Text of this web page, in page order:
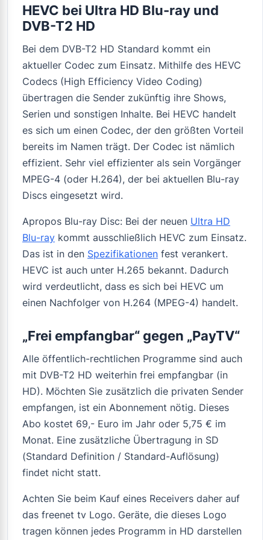
HEVC bei Ultra HD Blu-ray und
DVB-T2 HD
Bei dem DVB-T2 HD Standard kommt ein
aktueller Codec zum Einsatz. Mithilfe des HEVC
Codecs (High Efficiency Video Coding)
übertragen die Sender zukünftig ihre Shows,
Serien und sonstigen Inhalte. Bei HEVC handelt
es sich um einen Codec, der den größten Vorteil
bereits im Namen trägt. Der Codec ist nämlich
effizient. Sehr viel effizienter als sein Vorgänger
MPEG-4 (oder H.264), der bei aktuellen Blu-ray
Discs eingesetzt wird.
Apropos Blu-ray Disc: Bei der neuen Ultra HD
Blu-ray kommt ausschließlich HEVC zum Einsatz.
Das ist in den Spezifikationen fest verankert.
HEVC ist auch unter H.265 bekannt. Dadurch
wird verdeutlicht, dass es sich bei HEVC um
einen Nachfolger von H.264 (MPEG-4) handelt.
„Frei empfangbar“ gegen „PayTV“
Alle öffentlich-rechtlichen Programme sind auch
mit DVB-T2 HD weiterhin frei empfangbar (in
HD). Möchten Sie zusätzlich die privaten Sender
empfangen, ist ein Abonnement nötig. Dieses
Abo kostet 69,- Euro im Jahr oder 5,75 € im
Monat. Eine zusätzliche Übertragung in SD
(Standard Definition / Standard-Auflösung)
findet nicht statt.
Achten Sie beim Kauf eines Receivers daher auf
das freenet tv Logo. Geräte, die dieses Logo
tragen können jedes Programm in HD darstellen